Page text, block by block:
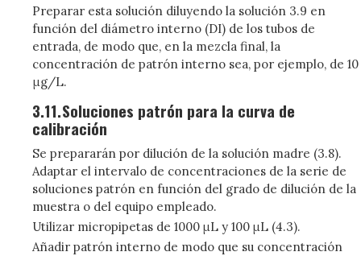
Preparar esta solución diluyendo la solución 3.9 en
función del diámetro interno (DI) de los tubos de
entrada, de modo que, en la mezcla final, la
concentración de patrón interno sea, por ejemplo, de 10
μg/L.
3.11.Soluciones patrón para la curva de
calibración
Se prepararán por dilución de la solución madre (3.8).
Adaptar el intervalo de concentraciones de la serie de
soluciones patrón en función del grado de dilución de la
muestra o del equipo empleado.
Utilizar micropipetas de 1000 μL y 100 μL (4.3).
Añadir patrón interno de modo que su concentración